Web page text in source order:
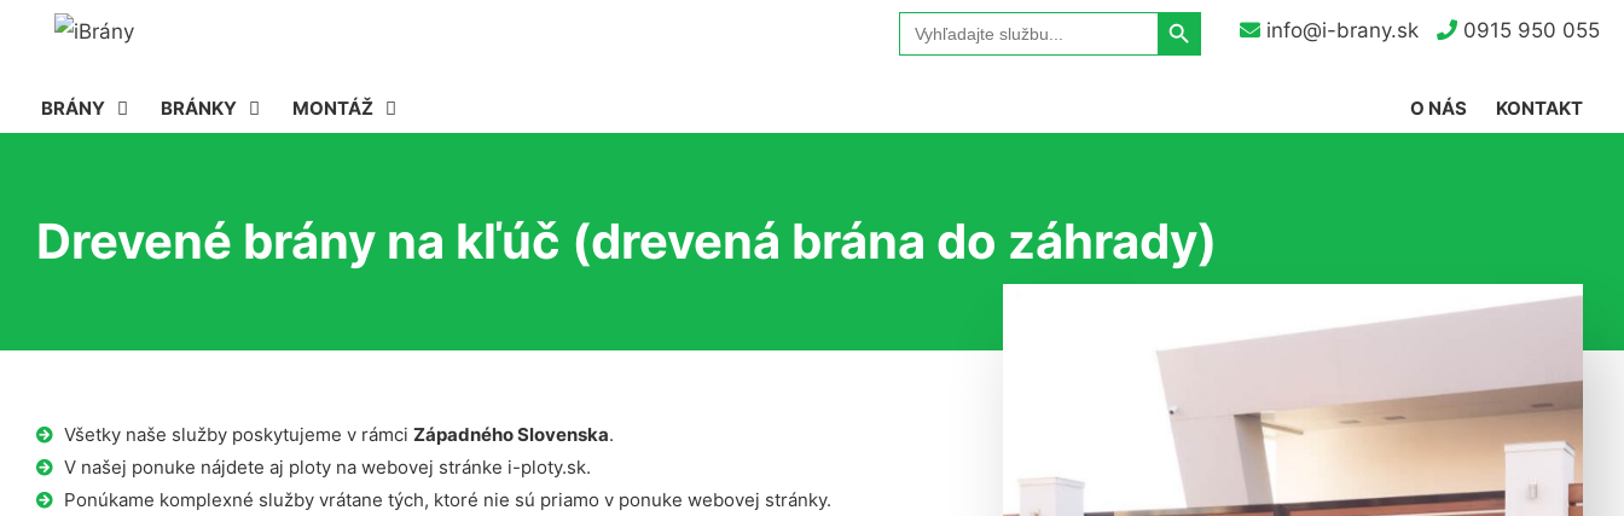
info@i-brany.sk 0915 950 055
Search
for:
Search Button
BRÁNY BRÁNKY MONTÁŽ KONTAKT
O NÁS
Drevené brány na kľúč (drevená brána do záhrady)
Všetky naše služby poskytujeme v rámci Západného Slovenska.
V našej ponuke nájdete aj ploty na webovej stránke i-ploty.sk.
Ponúkame komplexné služby vrátane tých, ktoré nie sú priamo v ponuke webovej stránky.